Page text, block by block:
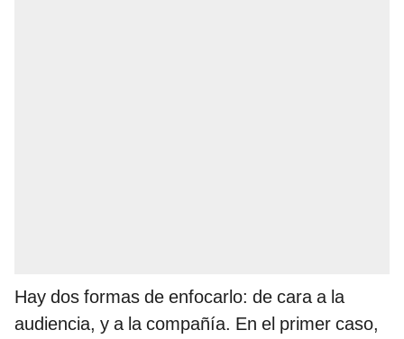
Hay dos formas de enfocarlo: de cara a la
audiencia, y a la compañía. En el primer caso,